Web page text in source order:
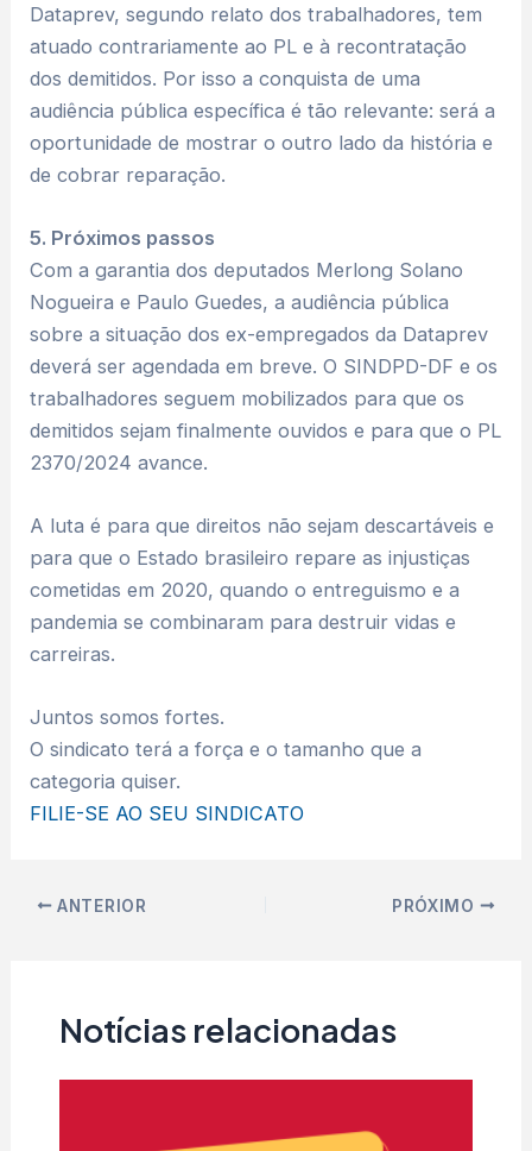
Dataprev, segundo relato dos trabalhadores, tem
atuado contrariamente ao PL e à recontratação
dos demitidos. Por isso a conquista de uma
audiência pública específica é tão relevante: será a
oportunidade de mostrar o outro lado da história e
de cobrar reparação.
5. Próximos passos
Com a garantia dos deputados Merlong Solano
Nogueira e Paulo Guedes, a audiência pública
sobre a situação dos ex-empregados da Dataprev
deverá ser agendada em breve. O SINDPD-DF e os
trabalhadores seguem mobilizados para que os
demitidos sejam finalmente ouvidos e para que o PL
2370/2024 avance.
A luta é para que direitos não sejam descartáveis e
para que o Estado brasileiro repare as injustiças
cometidas em 2020, quando o entreguismo e a
pandemia se combinaram para destruir vidas e
carreiras.
Juntos somos fortes.
O sindicato terá a força e o tamanho que a
categoria quiser.
FILIE-SE AO SEU SINDICATO
ANTERIOR PRÓXIMO
Notícias relacionadas